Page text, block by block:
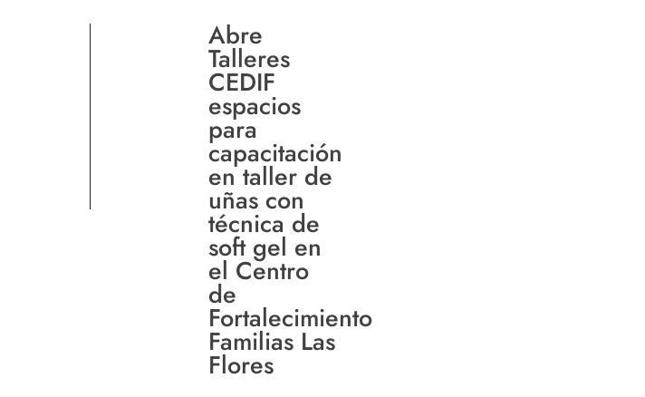
Abre
Talleres
CEDIF
espacios
para
capacitación
en taller de
uñas con
técnica de
soft gel en
el Centro
de
Fortalecimiento
Familias Las
Flores